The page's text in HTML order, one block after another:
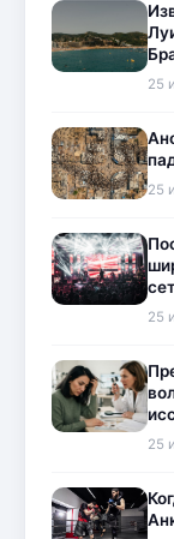
25
25
25
25